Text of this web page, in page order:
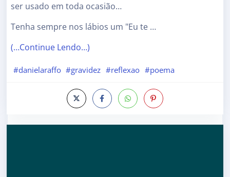
ser usado em toda ocasião…
Tenha sempre nos lábios um "Eu te …
(…Continue Lendo…)
#danielaraffo #gravidez #reflexao #poema